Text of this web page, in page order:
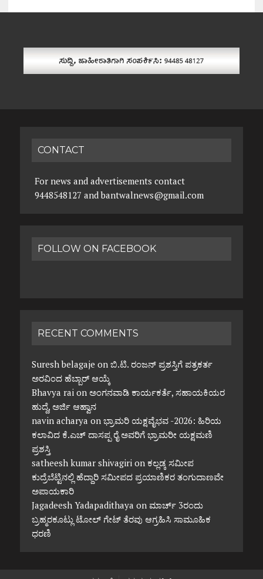
CONTACT
For news and advertisements contact
9448548127 and bantwalnews@gmail.com
FOLLOW ON FACEBOOK
RECENT COMMENTS
Suresh belagaje on ಬಿ.ಟಿ. ರಂಜನ್ ಪ್ರಶಸ್ತಿಗೆ ಪತ್ರಕರ್ತ
ಅರವಿಂದ ಹೆಬ್ಬಾರ್ ಆಯ್ಕೆ
Bhavya raion ಅಂಗನವಾಡಿ ಕಾರ್ಯಕರ್ತೆ, ಸಹಾಯಕಿಯರ
ಹುದ್ದೆ, ಅರ್ಜಿ ಆಹ್ವಾನ
navin acharya on ಭ್ರಾಮರಿ ಯಕ್ಷವೈಭವ -2026: ಹಿರಿಯ
ಕಲಾವಿದ ಕೆ.ಎಚ್ ದಾಸಪ್ಪ ರೈ ಅವರಿಗೆ ಭ್ರಾಮರೀ ಯಕ್ಷಮಣಿ
ಪ್ರಶಸ್ತಿ
satheesh kumar shivagirion ಕಲ್ಲಡ್ಕ ಸಮೀಪ
ಕುದ್ರೆಬೆಟ್ಟಿನಲ್ಲಿ ಹೆದ್ದಾರಿ ಸಮೀಪದ ಪ್ರಯಾಣಿಕರ ತಂಗುದಾಣವೇ
ಅಪಾಯಕಾರಿ
Jagadeesh Yadapadithaya on ಮಾರ್ಚ್ 3ರಂದು
ಬ್ರಹ್ಮರಕೂಟ್ಲು ಟೋಲ್ ಗೇಟ್ ತೆರವು ಆಗ್ರಹಿಸಿ ಸಾಮೂಹಿಕ
ಧರಣಿ